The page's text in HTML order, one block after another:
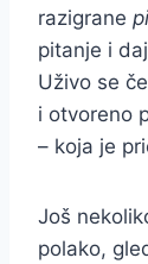
razigrane
pitanje i
Uživo se
i otvoreno
– koja je
Još
polako,